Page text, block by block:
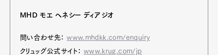
MHD モエ ヘネシー ディアジオ
問い合わせ先：www.mhdkk.com/enquiry
クリュッグ公式サイト： www.krug.com/jp